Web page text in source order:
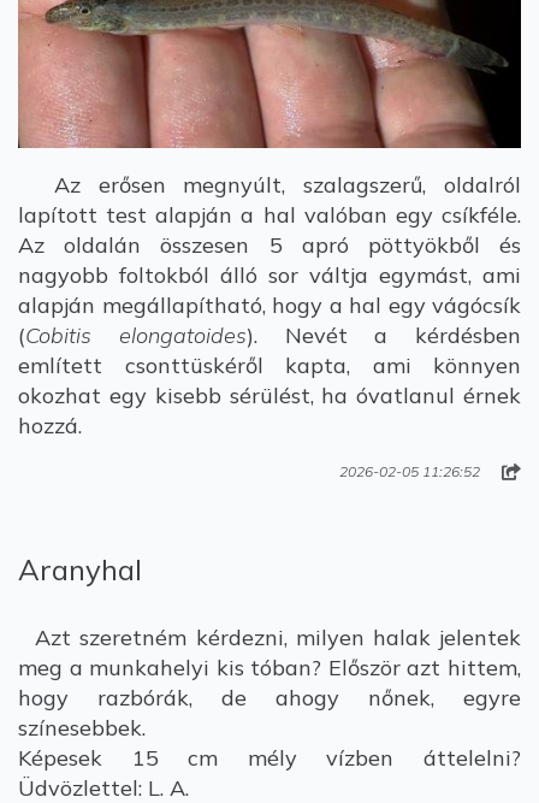
Az erősen megnyúlt, szalagszerű, oldalról
lapított test alapján a hal valóban egy csíkféle.
Az oldalán összesen 5 apró pöttyökből és
nagyobb foltokból álló sor váltja egymást, ami
alapján megállapítható, hogy a hal egy vágócsík
(Cobitis elongatoides). Nevét a kérdésben
említett csonttüskéről kapta, ami könnyen
okozhat egy kisebb sérülést, ha óvatlanul érnek
hozzá.
2026-02-05 11:26:52
Aranyhal
Azt szeretném kérdezni, milyen halak jelentek
meg a munkahelyi kis tóban? Először azt hittem,
hogy razbórák, de ahogy nőnek, egyre
színesebbek.
Képesek 15 cm mély vízben áttelelni?
Üdvözlettel: L. A.